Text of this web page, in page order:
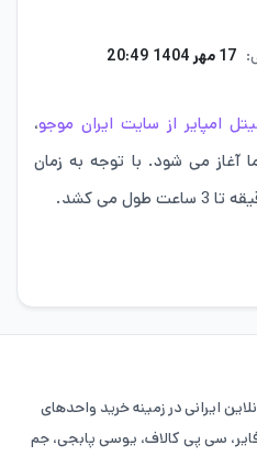
17 مهر 1404 20:49
امپایر از سایت ایران موجو،
آغاز می شود. با توجه به زمان
ایرانی در زمینه خرید واحدهای
فایر، سی پی کالاف، یوسی پابجی، جم